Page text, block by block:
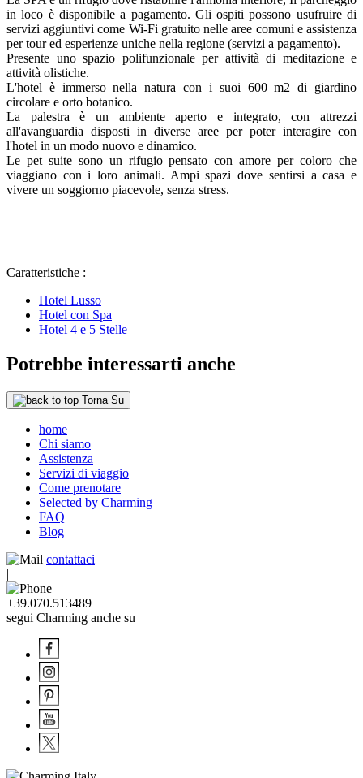
in loco è disponibile a pagamento. Gli ospiti possono usufruire di
servizi aggiuntivi come Wi-Fi gratuito nelle aree comuni e assistenza
per tour ed esperienze uniche nella regione (servizi a pagamento).
Presente uno spazio polifunzionale per attività di meditazione e
attività olistiche.
L'hotel è immerso nella natura con i suoi 600 m2 di giardino
circolare e orto botanico.
La palestra è un ambiente aperto e integrato, con attrezzi
all'avanguardia disposti in diverse aree per poter interagire con
l'hotel in un modo nuovo e dinamico.
Le pet suite sono un rifugio pensato con amore per coloro che
viaggiano con i loro animali. Ampi spazi dove sentirsi a casa e
vivere un soggiorno piacevole, senza stress.
Caratteristiche :
Hotel Lusso
Hotel con Spa
Hotel 4 e 5 Stelle
Potrebbe interessarti anche
Torna Su
home
Chi siamo
Assistenza
Servizi di viaggio
Come prenotare
Selected by Charming
FAQ
Blog
contattaci
|
+39.070.513489
segui Charming anche su